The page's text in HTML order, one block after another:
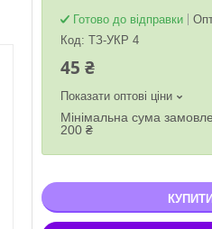
Готово до відправки
Код: ТЗ-УКР 4
45 ₴
Показати оптові ціни
Мінімальна сума
200 ₴
КУПИТИ